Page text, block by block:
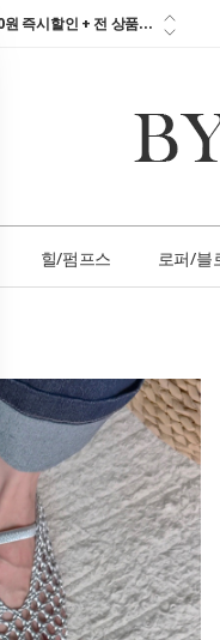
청시 참고하세요!!!...
청시 참고하세요!!!...
힐/펌프스 로퍼/블